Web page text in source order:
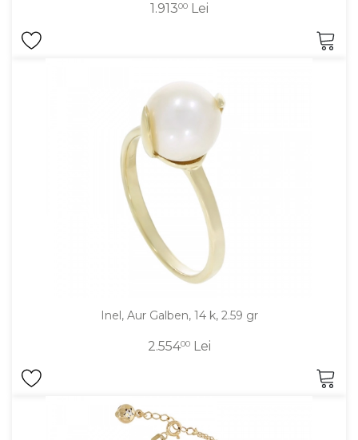
1.91300Lei
Inel, Aur Galben, 14 k, 2.59 gr
2.55400Lei